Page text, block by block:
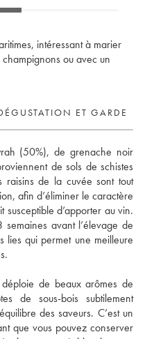
intéressant à marier
ou avec un
ET GARDE
(50%), de grenache noir
de sols de schistes
de la cuvée sont tout
afin d’éliminer le caractère
d’apporter au vin.
avant l’élevage de
lies qui permet une meilleure
de beaux arômes de
de sous-bois subtilement
des saveurs. C’est un
que vous pouvez conserver